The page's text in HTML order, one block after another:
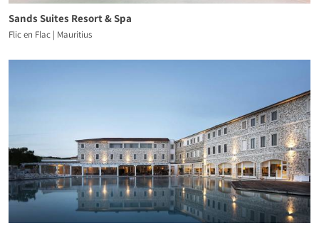
Sands Suites Resort & Spa
Flic en Flac | Mauritius